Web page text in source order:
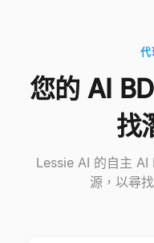
代
您的 AI
找
Lessie AI 的自主 AI
源，以尋